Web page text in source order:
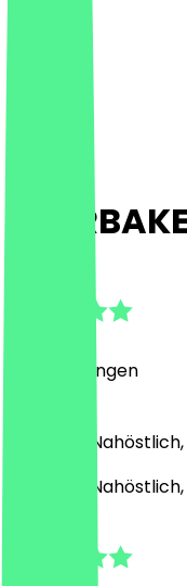
Bewertungen
Bäckerei,
Bäckerei,